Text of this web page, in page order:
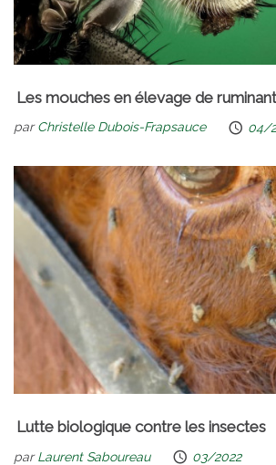
Les mouches en élevage de
parChristelle Dubois-Frapsauce 04/
Lutte biologique contre les insectes
parLaurent Saboureau 03/2022